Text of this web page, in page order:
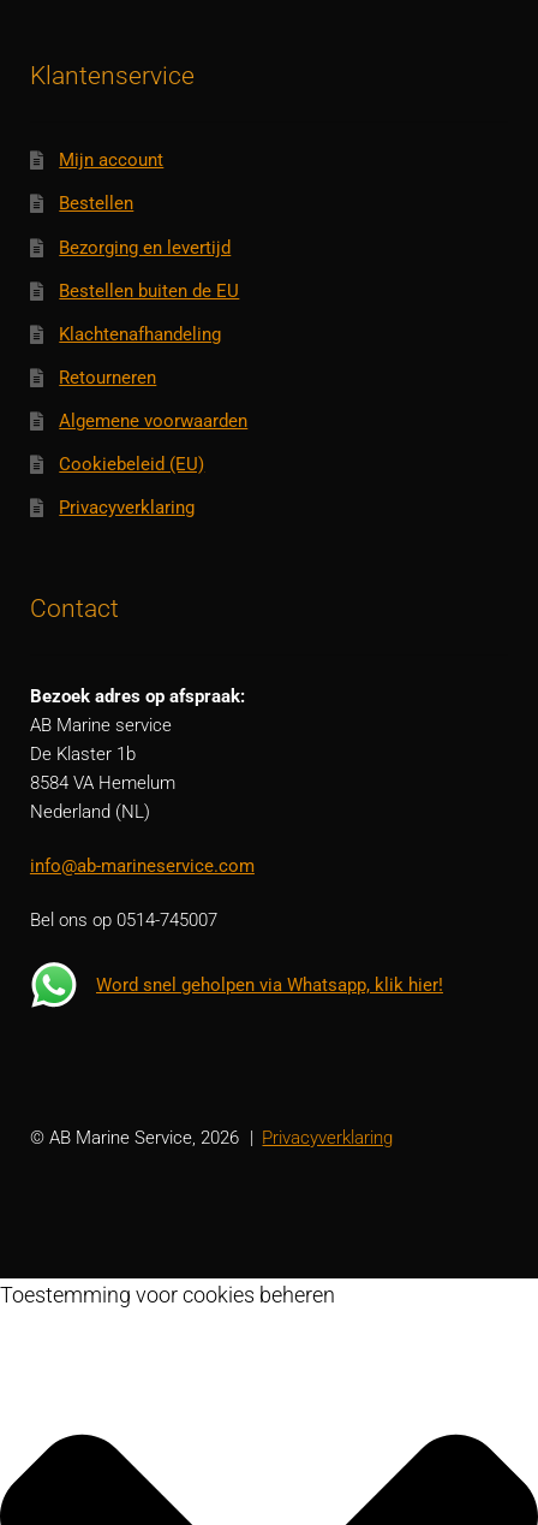
Klantenservice
Mijn account
Bestellen
Bezorging en levertijd
Bestellen buiten de EU
Klachtenafhandeling
Retourneren
Algemene voorwaarden
Cookiebeleid (EU)
Privacyverklaring
Contact
Bezoek adres op afspraak:
AB Marine service
De Klaster 1b
8584 VA Hemelum
Nederland (NL)
info@ab-marineservice.com
Bel ons op 0514-745007
Word snel geholpen via Whatsapp, klik hier!
© AB Marine Service, 2026 Privacyverklaring
Toestemming voor cookies beheren